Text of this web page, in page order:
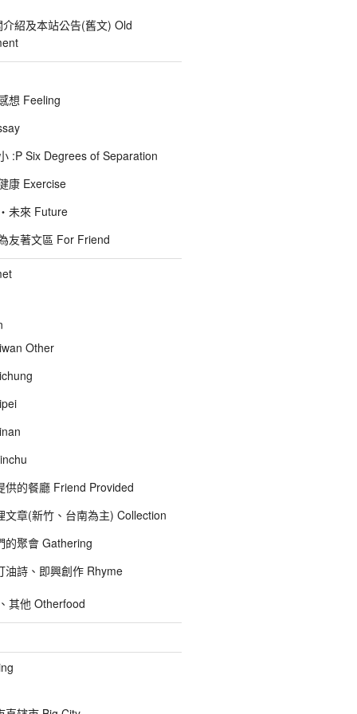
紹及本站公告(舊文) Old
想 Feeling
:P Six Degrees of Separation
康 Exercise
未來 Future
友著文區 For Friend
Other
供的餐廳 Friend Provided
文章(新竹、台南為主) Collection
的聚會 Gathering
油詩、即興創作 Rhyme
其他 Otherfood